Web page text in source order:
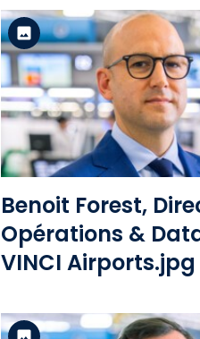
Voir le fichier
Version
Benoit Forest,
Opérations &
VINCI Airports.jpg